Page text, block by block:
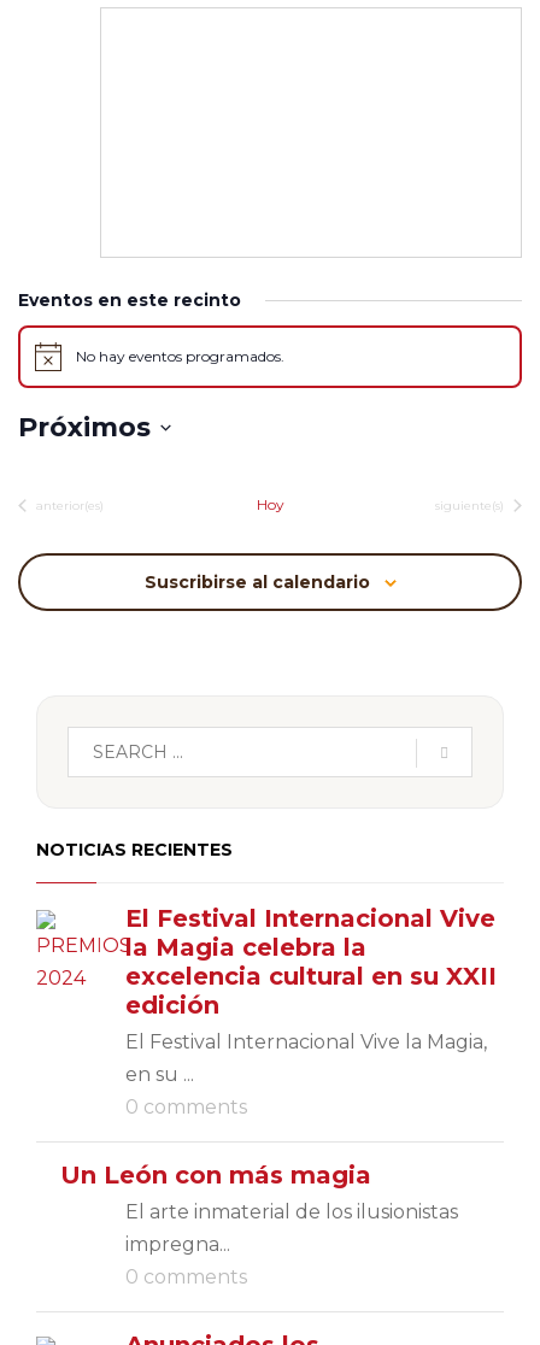
Eventos en este recinto
Aviso No hay eventos programados.
Próximos
la
Eventos
anterior(es) Hoy Eventos
siguiente(s)
Suscribirse al calendario
NOTICIAS RECIENTES
El Festival Internacional Vive
la Magia celebra la
excelencia cultural en su XXII
edición
El Festival Internacional Vive la Magia,
en su ...
0 comments
Un León con más magia
El arte inmaterial de los ilusionistas
impregna...
0 comments